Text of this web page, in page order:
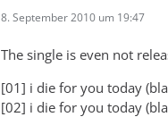
8. September 2010 um 19:47
The single is even not
[01] i die for you today
[02] i die for you today